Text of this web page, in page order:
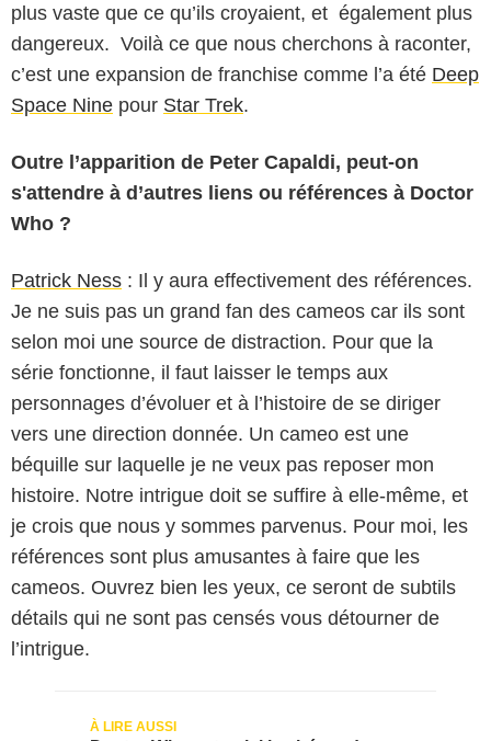
plus vaste que ce qu’ils croyaient, et également plus
dangereux. Voilà ce que nous cherchons à raconter,
c’est une expansion de franchise comme l’a été Deep
Space Nine pour Star Trek.
Outre l’apparition de Peter Capaldi, peut-on
s'attendre à d’autres liens ou références à Doctor
Who ?
Patrick Ness : Il y aura effectivement des références.
Je ne suis pas un grand fan des cameos car ils sont
selon moi une source de distraction. Pour que la
série fonctionne, il faut laisser le temps aux
personnages d’évoluer et à l’histoire de se diriger
vers une direction donnée. Un cameo est une
béquille sur laquelle je ne veux pas reposer mon
histoire. Notre intrigue doit se suffire à elle-même, et
je crois que nous y sommes parvenus. Pour moi, les
références sont plus amusantes à faire que les
cameos. Ouvrez bien les yeux, ce seront de subtils
détails qui ne sont pas censés vous détourner de
l’intrigue.